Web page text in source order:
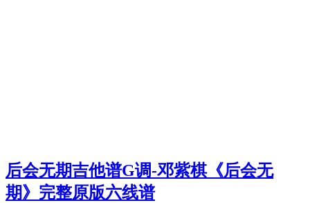
后会无期吉他谱G调-邓紫棋《后会无
期》完整原版六线谱